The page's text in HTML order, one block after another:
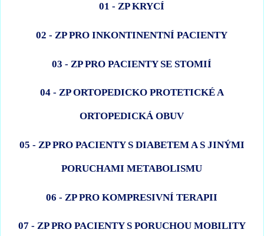
01 - ZP KRYCÍ
02 - ZP PRO INKONTINENTNÍ PACIENTY
03 - ZP PRO PACIENTY SE STOMIÍ
04 - ZP ORTOPEDICKO PROTETICKÉ A
ORTOPEDICKÁ OBUV
05 - ZP PRO PACIENTY S DIABETEM A S JINÝMI
PORUCHAMI METABOLISMU
06 - ZP PRO KOMPRESIVNÍ TERAPII
07 - ZP PRO PACIENTY S PORUCHOU MOBILITY